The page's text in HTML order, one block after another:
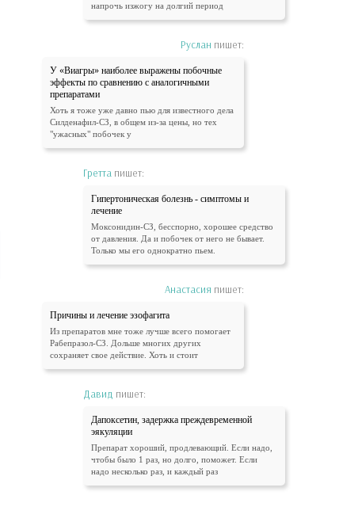
напрочь изжогу на долгий период
Руслан пишет:
У «Виагры» наиболее выражены побочные
эффекты по сравнению с аналогичными
препаратами
Хоть я тоже уже давно пью для известного дела
Силденафил-СЗ, в общем из-за цены, но тех
"ужасных" побочек у
Гретта пишет:
Гипертоническая болезнь - симптомы и
лечение
Моксонидин-СЗ, бесспорно, хорошее средство
от давления. Да и побочек от него не бывает.
Только мы его однократно пьем.
Анастасия пишет:
Причины и лечение эзофагита
Из препаратов мне тоже лучше всего помогает
Рабепразол-СЗ. Дольше многих других
сохраняет свое действие. Хоть и стоит
Давид пишет:
Дапоксетин, задержка преждевременной
эякуляции
Препарат хороший, продлевающий. Если надо,
чтобы было 1 раз, но долго, поможет. Если
надо несколько раз, и каждый раз